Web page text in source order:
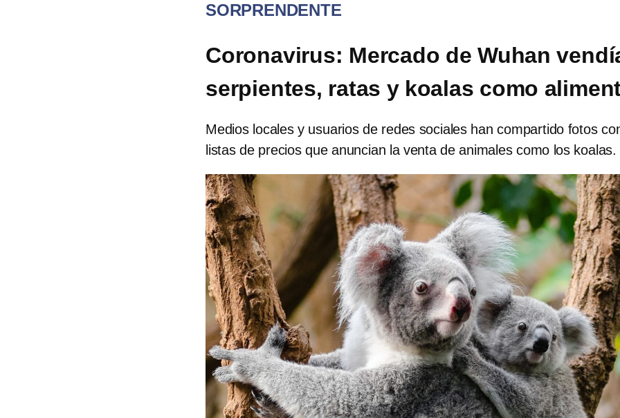
SORPRENDENTE
Coronavirus: Mercado de Wuhan
serpientes, ratas y koalas como
Medios locales y usuarios de redes sociales han compartido fotos
listas de precios que anuncian la venta de animales como los koalas.